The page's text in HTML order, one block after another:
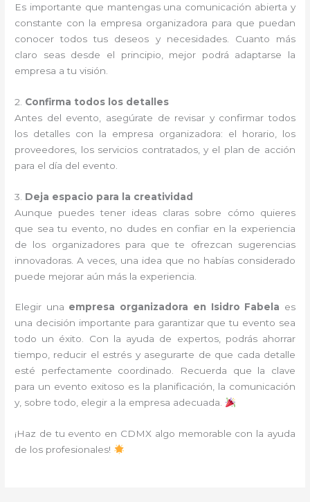
Es importante que mantengas una comunicación abierta y
constante con la empresa organizadora para que puedan
conocer todos tus deseos y necesidades. Cuanto más
claro seas desde el principio, mejor podrá adaptarse la
empresa a tu visión.
2. Confirma todos los detalles
Antes del evento, asegúrate de revisar y confirmar todos
los detalles con la empresa organizadora: el horario, los
proveedores, los servicios contratados, y el plan de acción
para el día del evento.
3. Deja espacio para la creatividad
Aunque puedes tener ideas claras sobre cómo quieres
que sea tu evento, no dudes en confiar en la experiencia
de los organizadores para que te ofrezcan sugerencias
innovadoras. A veces, una idea que no habías considerado
puede mejorar aún más la experiencia.
Elegir una empresa organizadora en Isidro Fabela es
una decisión importante para garantizar que tu evento sea
todo un éxito. Con la ayuda de expertos, podrás ahorrar
tiempo, reducir el estrés y asegurarte de que cada detalle
esté perfectamente coordinado. Recuerda que la clave
para un evento exitoso es la planificación, la comunicación
y, sobre todo, elegir a la empresa adecuada.
¡Haz de tu evento en CDMX algo memorable con la ayuda
de los profesionales!